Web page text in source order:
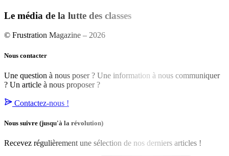
Le média de la lutte des classes
© Frustration Magazine – 2026
Nous contacter
Une question à nous poser ? Une information à nous communiquer
? Un article à nous proposer ?
Contactez-nous !
Nous suivre (jusqu'à la révolution)
Recevez régulièrement une sélection de nos derniers articles !